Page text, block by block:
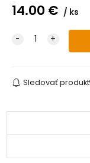
14.00 € ks
Sledovať produkt